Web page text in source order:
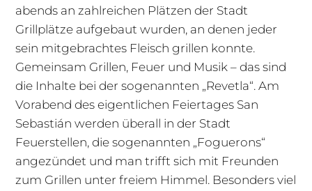
abends an zahlreichen Plätzen der Stadt
Grillplätze aufgebaut wurden, an denen jeder
sein mitgebrachtes Fleisch grillen konnte.
Gemeinsam Grillen, Feuer und Musik – das sind
die Inhalte bei der sogenannten „Revetla“. Am
Vorabend des eigentlichen Feiertages San
Sebastián werden überall in der Stadt
Feuerstellen, die sogenannten „Foguerons“
angezündet und man trifft sich mit Freunden
zum Grillen unter freiem Himmel. Besonders viel